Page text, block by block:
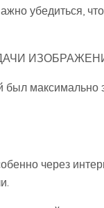
убедиться,
через